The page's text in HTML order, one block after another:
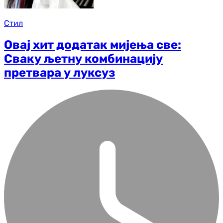
Стил
Овај хит додатак мијења све:
Сваку љетну комбинацију
претвара у луксуз